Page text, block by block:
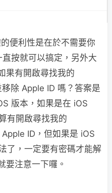
便利性是在於不需要你
按就可以搞定，另外大
果有開啟尋找我的
除 Apple ID 嗎？答案是
版本，如果是在 iOS
有開啟尋找我的
ID，但如果是 iOS
了，一定要有密碼才能解
要注意一下囉。